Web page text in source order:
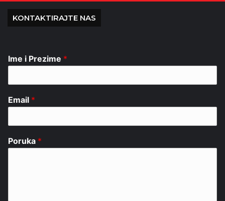
KONTAKTIRAJTE NAS
Ime i Prezime *
Email *
Poruka *